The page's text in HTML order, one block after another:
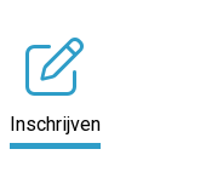
Inschrijven